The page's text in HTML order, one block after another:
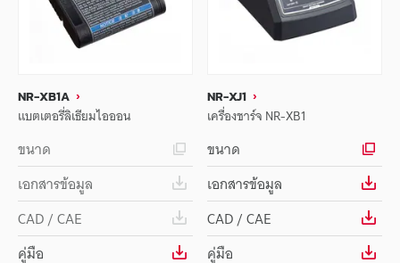
NR-XB1A
แบตเตอรี่ลิเธียมไอออน
ขนาด
เอกสารข้อมูล
CAD / CAE
คู่มือ
NR-XJ1
เครื่องชาร์จ NR-XB1
ขนาด
เอกสารข้อมูล
CAD / CAE
คู่มือ